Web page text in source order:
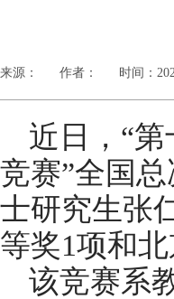
来源： 作者： 时间：
近日，“
竞赛”全国
士研究生张
等奖1项和
该竞赛系